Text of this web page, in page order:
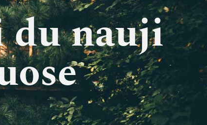
nauji